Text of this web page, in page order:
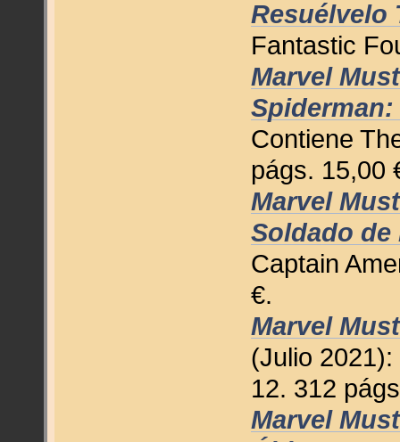
Resuélvelo
Fantastic
Marvel
Spiderman:
Contiene
págs. 15,00
Marvel
Soldado de
Captain
€.
Marvel
(Julio
12. 312
Marvel